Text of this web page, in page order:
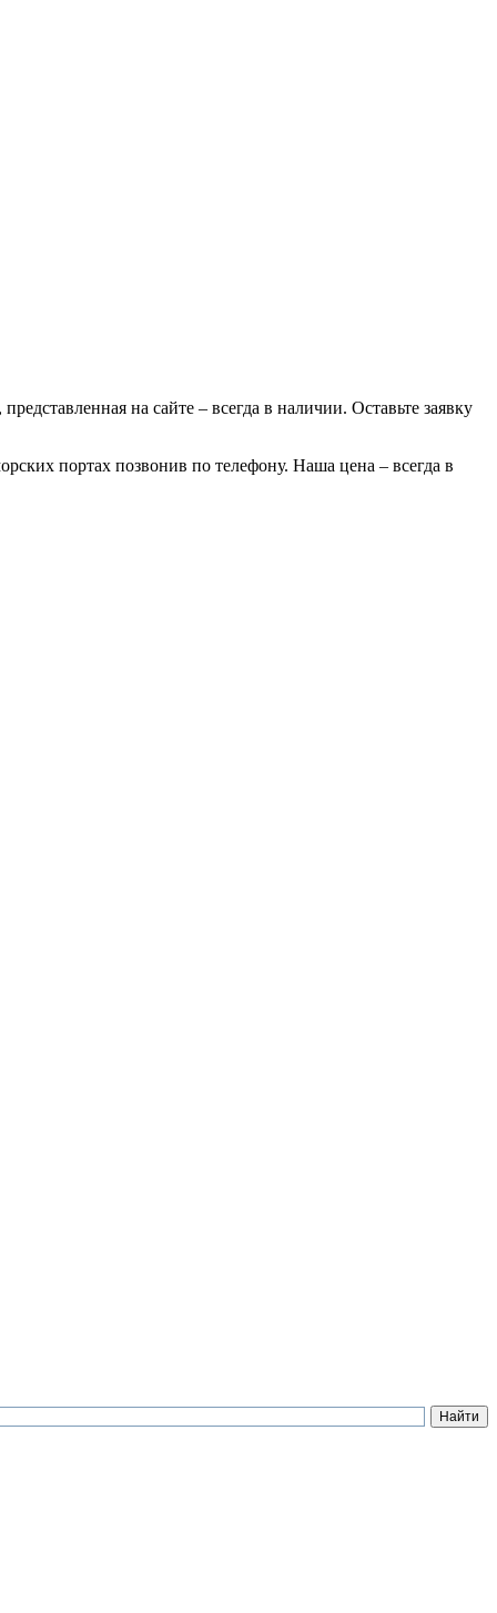
на сайте – всегда в наличии. Оставьте заявку
портах позвонив по телефону. Наша цена – всегда в